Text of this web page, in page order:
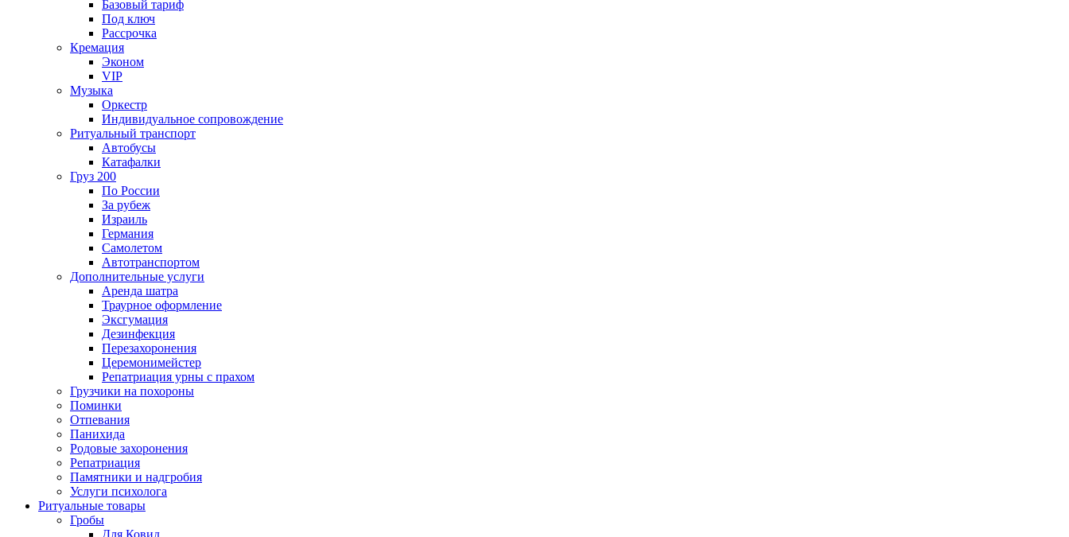
Базовый тариф
Под ключ
Рассрочка
Кремация
Эконом
VIP
Музыка
Оркестр
Индивидуальное сопровождение
Ритуальный транспорт
Автобусы
Катафалки
Груз 200
По России
За рубеж
Израиль
Германия
Самолетом
Автотранспортом
Дополнительные услуги
Аренда шатра
Траурное оформление
Эксгумация
Дезинфекция
Перезахоронения
Церемонимейстер
Репатриация урны с прахом
Грузчики на похороны
Поминки
Отпевания
Панихида
Родовые захоронения
Репатриация
Памятники и надгробия
Услуги психолога
Ритуальные товары
Гробы
Для Ковид